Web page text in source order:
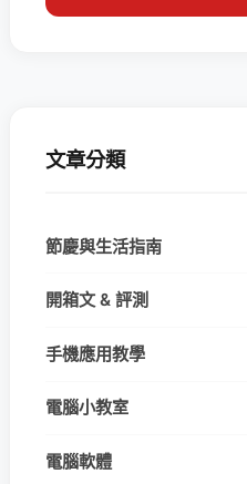
文章分類
節慶與生活指南
開箱文 & 評測
手機應用教學
電腦小教室
電腦軟體